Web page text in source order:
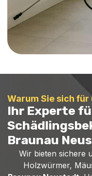
Warum Sie sich
Ihr Experte
Braunau
Wir bieten sichere
Holzwürmer,